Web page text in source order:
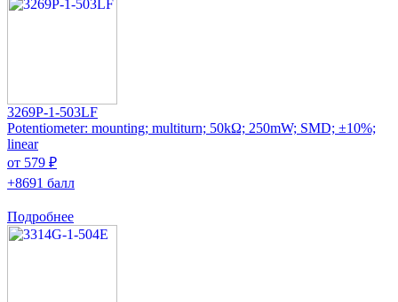
3269P-1-503LF
Potentiometer: mounting; multiturn; 50kΩ; 250mW; SMD; ±10%;
linear
от 579 ₽
+8691 балл
Подробнее